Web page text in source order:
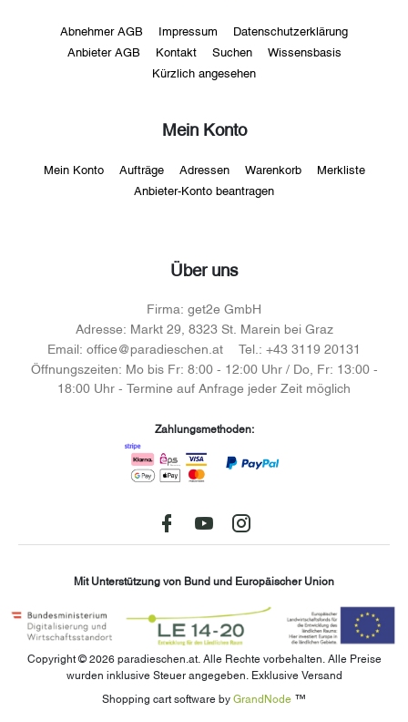
Abnehmer AGB Impressum Datenschutzerklärung
Anbieter AGB Kontakt Suchen Wissensbasis
Kürzlich angesehen
Mein Konto
Mein Konto Aufträge Adressen Warenkorb Merkliste
Anbieter-Konto beantragen
Über uns
Firma: get2e GmbH
Adresse: Markt 29, 8323 St. Marein bei Graz
Email: office@paradieschen.at Tel.: +43 3119 20131
Öffnungszeiten: Mo bis Fr: 8:00 - 12:00 Uhr / Do, Fr: 13:00 -
18:00 Uhr - Termine auf Anfrage jeder Zeit möglich
Zahlungsmethoden:
Mit Unterstützung von Bund und Europäischer Union
Copyright © 2026 paradieschen.at. Alle Rechte vorbehalten. Alle Preise
wurden inklusive Steuer angegeben. Exklusive Versand
Shopping cart software byGrandNode ™